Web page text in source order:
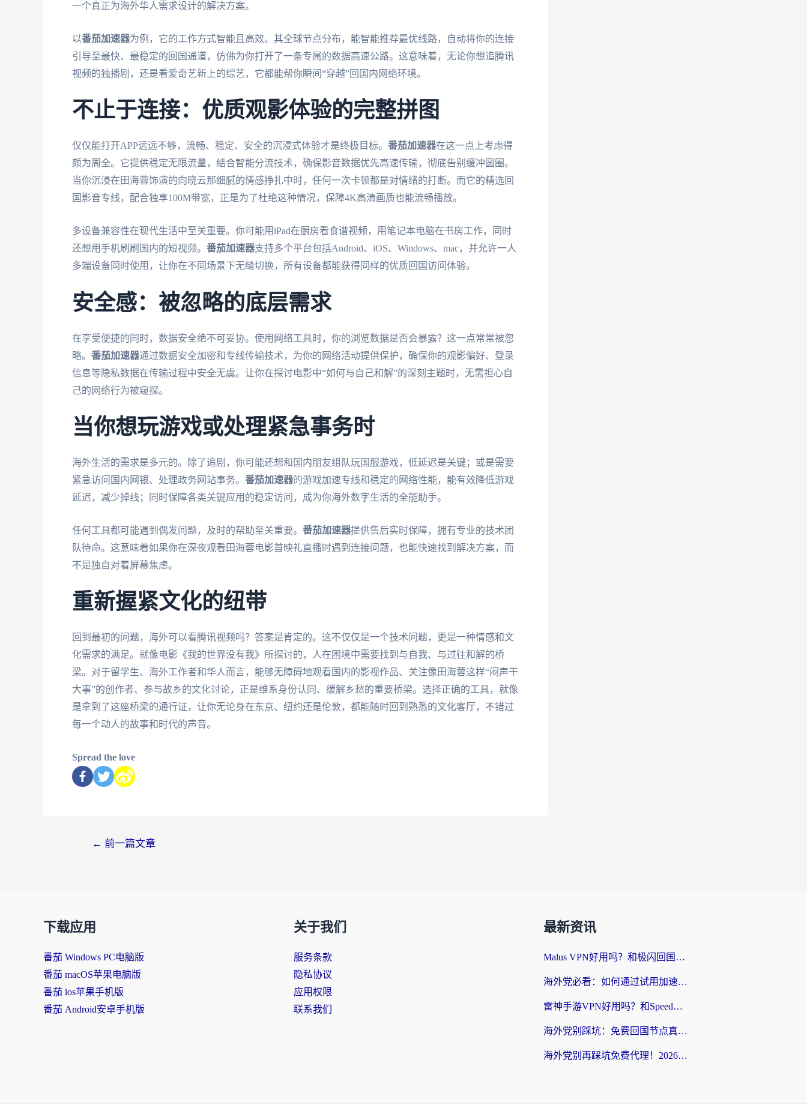
一个真正为海外华人需求设计的解决方案。
以番茄加速器为例，它的工作方式智能且高效。其全球节点分布，能智能推荐最优线路，自动将你的连接
引导至最快、最稳定的回国通道，仿佛为你打开了一条专属的数据高速公路。这意味着，无论你想追腾讯
视频的独播剧，还是看爱奇艺新上的综艺，它都能帮你瞬间“穿越”回国内网络环境。
不止于连接：优质观影体验的完整拼图
仅仅能打开APP远远不够，流畅、稳定、安全的沉浸式体验才是终极目标。 番茄加速器在这一点上考虑得
颇为周全。它提供稳定无限流量，结合智能分流技术，确保影音数据优先高速传输，彻底告别缓冲圆圈。
当你沉浸在田海蓉饰演的向晓云那细腻的情感挣扎中时，任何一次卡顿都是对情绪的打断。而它的精选回
国影音专线，配合独享100M带宽，正是为了杜绝这种情况，保障4K高清画质也能流畅播放。
多设备兼容性在现代生活中至关重要。你可能用iPad在厨房看食谱视频，用笔记本电脑在书房工作，同时
还想用手机刷刷国内的短视频。 番茄加速器支持多个平台包括Android、iOS、Windows、mac，并允许一人
多端设备同时使用，让你在不同场景下无缝切换，所有设备都能获得同样的优质回国访问体验。
安全感：被忽略的底层需求
在享受便捷的同时，数据安全绝不可妥协。使用网络工具时，你的浏览数据是否会暴露？这一点常常被忽
略。 番茄加速器通过数据安全加密和专线传输技术，为你的网络活动提供保护，确保你的观影偏好、登录
信息等隐私数据在传输过程中安全无虞。让你在探讨电影中“如何与自己和解”的深刻主题时，无需担心自
己的网络行为被窥探。
当你想玩游戏或处理紧急事务时
海外生活的需求是多元的。除了追剧，你可能还想和国内朋友组队玩国服游戏，低延迟是关键；或是需要
紧急访问国内网银、处理政务网站事务。 番茄加速器的游戏加速专线和稳定的网络性能，能有效降低游戏
延迟，减少掉线；同时保障各类关键应用的稳定访问，成为你海外数字生活的全能助手。
任何工具都可能遇到偶发问题，及时的帮助至关重要。 番茄加速器提供售后实时保障，拥有专业的技术团
队待命。这意味着如果你在深夜观看田海蓉电影首映礼直播时遇到连接问题，也能快速找到解决方案，而
不是独自对着屏幕焦虑。
重新握紧文化的纽带
回到最初的问题，海外可以看腾讯视频吗？答案是肯定的。这不仅仅是一个技术问题，更是一种情感和文
化需求的满足。就像电影《我的世界没有我》所探讨的，人在困境中需要找到与自我、与过往和解的桥
梁。对于留学生、海外工作者和华人而言，能够无障碍地观看国内的影视作品、关注像田海蓉这样“闷声干
大事”的创作者、参与故乡的文化讨论，正是维系身份认同、缓解乡愁的重要桥梁。选择正确的工具，就像
是拿到了这座桥梁的通行证，让你无论身在东京、纽约还是伦敦，都能随时回到熟悉的文化客厅，不错过
每一个动人的故事和时代的声音。
Spread the love
← 前一篇文章
下载应用
番茄 Windows PC电脑版
番茄 macOS苹果电脑版
番茄 ios苹果手机版
番茄 Android安卓手机版
关于我们
服务条款
隐私协议
应用权限
联系我们
最新资讯
Malus VPN好用吗？和极闪回国VPN对比哪个回国效果更好？海外党亲测3款加速器+避坑指南
海外党必看：如何通过试用加速器解决国内APP地区限制？附2026最新对比测评
雷神手游VPN好用吗？和SpeedCN VPN对比哪个回国效果更好？海外党亲测3款加速器+避坑指南
海外党别踩坑：免费回国节点真的靠谱吗？教你选对加速器无缝访问国内资源
海外党别再踩坑免费代理！2026回国加速器全攻略：从选线到避坑，无缝访问国内资源